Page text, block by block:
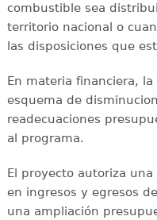
combustible sea
territorio nacional o
las disposiciones que
En materia financiera,
esquema de
readecuaciones
al programa.
El proyecto autoriza
en ingresos y egresos
una ampliación